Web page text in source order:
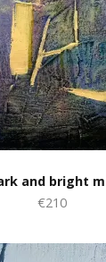
and bright
€210